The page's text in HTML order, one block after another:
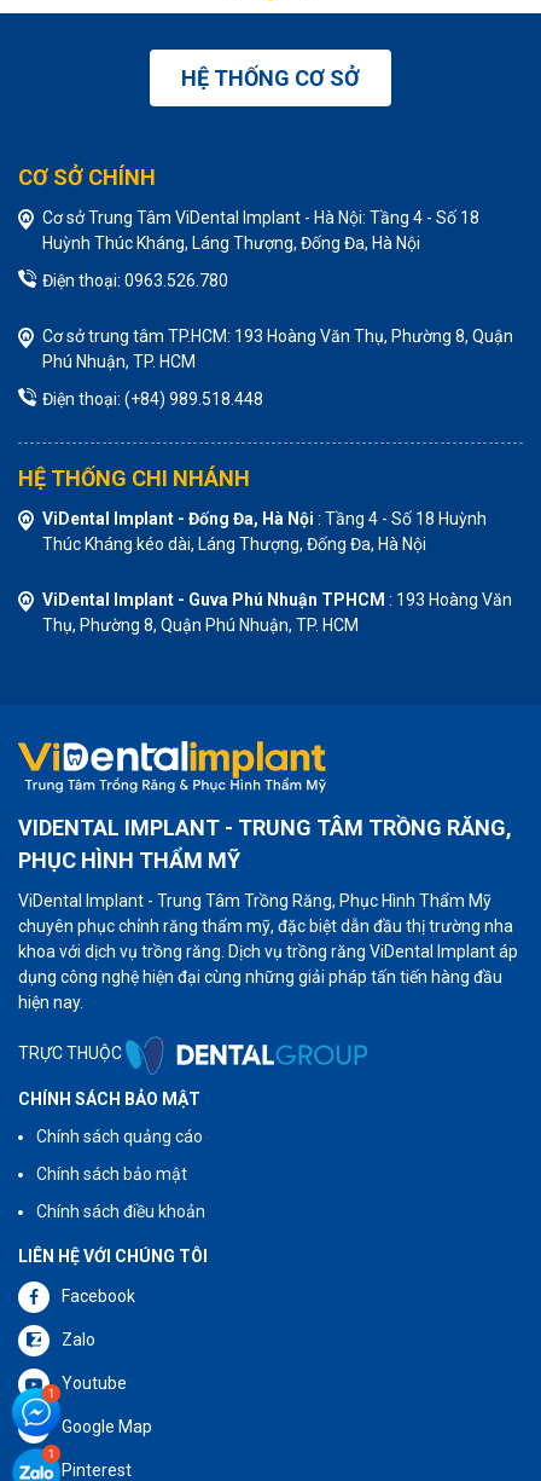
HỆ THỐNG CƠ SỞ
CƠ SỞ CHÍNH
Cơ sở Trung Tâm ViDental Implant - Hà Nội: Tầng 4 - Số 18
Huỳnh Thúc Kháng, Láng Thượng, Đống Đa, Hà Nội
Điện thoại: 0963.526.780
Cơ sở trung tâm TP.HCM: 193 Hoàng Văn Thụ, Phường 8, Quận
Phú Nhuận, TP. HCM
Điện thoại: (+84) 989.518.448
HỆ THỐNG CHI NHÁNH
ViDental Implant - Đống Đa, Hà Nội : Tầng 4 - Số 18 Huỳnh
Thúc Kháng kéo dài, Láng Thượng, Đống Đa, Hà Nội
ViDental Implant - Guva Phú Nhuận TPHCM : 193 Hoàng Văn
Thụ, Phường 8, Quận Phú Nhuận, TP. HCM
VIDENTAL IMPLANT - TRUNG TÂM TRỒNG RĂNG,
PHỤC HÌNH THẨM MỸ
ViDental Implant - Trung Tâm Trồng Răng, Phục Hình Thẩm Mỹ
chuyên phục chỉnh răng thẩm mỹ, đặc biệt dẫn đầu thị trường nha
khoa với dịch vụ trồng răng. Dịch vụ trồng răng ViDental Implant áp
dụng công nghệ hiện đại cùng những giải pháp tấn tiến hàng đầu
hiện nay.
TRỰC THUỘC
CHÍNH SÁCH BẢO MẬT
Chính sách quảng cáo
Chính sách bảo mật
Chính sách điều khoản
LIÊN HỆ VỚI CHÚNG TÔI
Facebook
Zalo
Youtube
Google Map
Pinterest